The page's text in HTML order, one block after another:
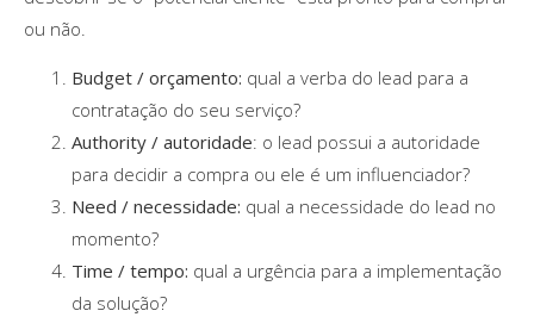
ou não.
Budget / orçamento: qual a verba do lead para a
contratação do seu serviço?
Authority / autoridade: o lead possui a autoridade
para decidir a compra ou ele é um influenciador?
Need / necessidade: qual a necessidade do lead no
momento?
Time / tempo: qual a urgência para a implementação
da solução?